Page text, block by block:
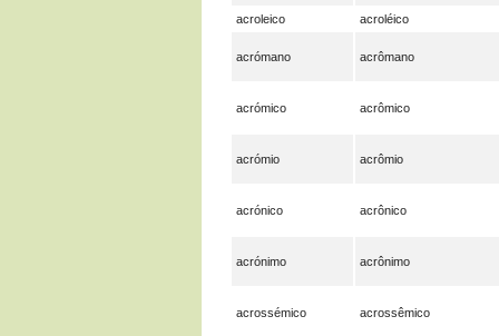
acroleico acroléico
acrómano acrômano
acrómico acrômico
acrómio acrômio
acrónico acrônico
acrónimo acrônimo
acrossémico acrossêmico